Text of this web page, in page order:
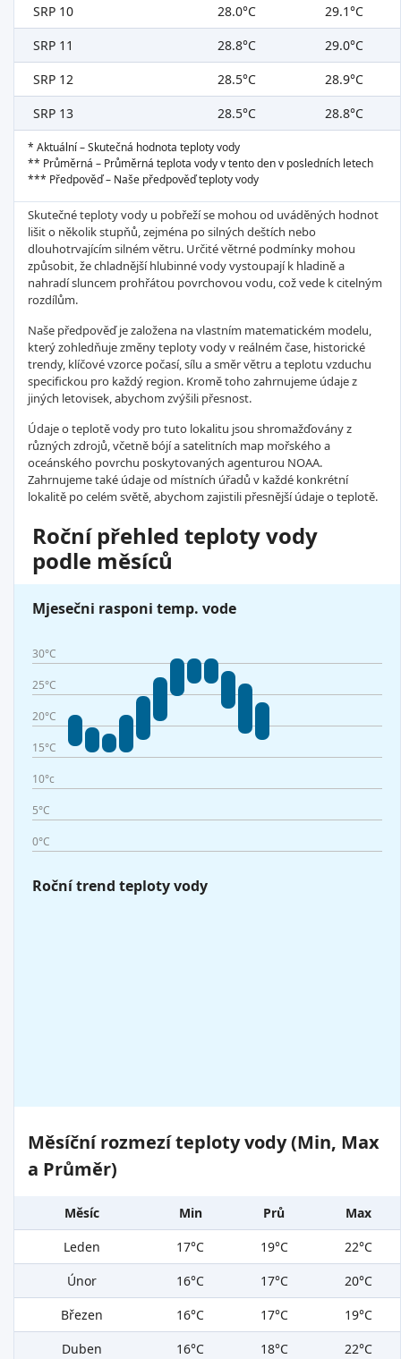
SRP 10 28.0°C
29.1°C
SRP 11
28.8°C
29.0°C
SRP 12
28.5°C
28.9°C
SRP 13
28.5°C 28.8°C
* Aktuální – Skutečná hodnota teploty vody
** Průměrná – Průměrná teplota vody v tento den v posledních letech
*** Předpověď – Naše předpověď teploty vody
Skutečné teploty vody u pobřeží se mohou od uváděných hodnot
lišit o několik stupňů, zejména po silných deštích nebo
dlouhotrvajícím silném větru. Určité větrné podmínky mohou
způsobit, že chladnější hlubinné vody vystoupají k hladině a
nahradí sluncem prohřátou povrchovou vodu, což vede k citelným
rozdílům.
Naše předpověď je založena na vlastním matematickém modelu,
který zohledňuje změny teploty vody v reálném čase, historické
trendy, klíčové vzorce počasí, sílu a směr větru a teplotu vzduchu
specifickou pro každý region. Kromě toho zahrnujeme údaje z
jiných letovisek, abychom zvýšili přesnost.
Údaje o teplotě vody pro tuto lokalitu jsou shromažďovány z
různých zdrojů, včetně bójí a satelitních map mořského a
oceánského povrchu poskytovaných agenturou NOAA.
Zahrnujeme také údaje od místních úřadů v každé konkrétní
lokalitě po celém světě, abychom zajistili přesnější údaje o teplotě.
Roční přehled teploty vody
podle měsíců
Mjesečni rasponi temp. vode
30°C
25°C
20°C
15°C
10°c
5°C
0°C
Roční trend teploty vody
Měsíční rozmezí teploty vody (Min, Max
a Průměr)
Měsíc Min Prů
Max
Leden
17°C 19°C
22°C
Únor
16°C 17°C
20°C
Březen
16°C 17°C
19°C
Duben
16°C 18°C
22°C